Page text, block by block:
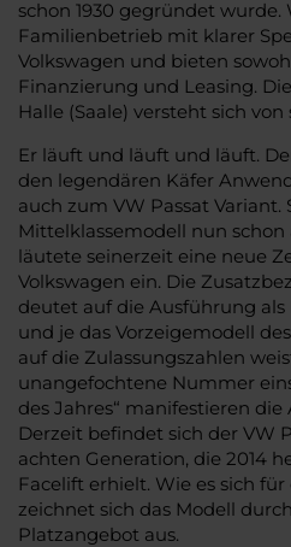
schon 1930 gegründet wurde.
Familienbetrieb mit klarer
Volkswagen und bieten
Finanzierung und Leasing.
Halle (Saale) versteht sich von
Er läuft und läuft und läuft.
den legendären Käfer
auch zum VW Passat Variant.
Mittelklassemodell nun
läutete seinerzeit eine neue
Volkswagen ein. Die
deutet auf die Ausführung
und je das Vorzeigemodell
auf die Zulassungszahlen
unangefochtene Nummer
des Jahres“ manifestieren
Derzeit befindet sich der VW
achten Generation, die 2014
Facelift erhielt. Wie es sich
zeichnet sich das Modell
Platzangebot aus.